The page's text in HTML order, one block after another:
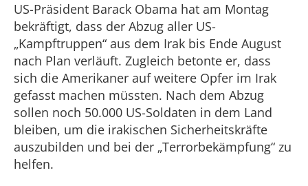
US-Präsident Barack Obama hat am Montag
bekräftigt, dass der Abzug aller US-
„Kampftruppen“ aus dem Irak bis Ende August
nach Plan verläuft. Zugleich betonte er, dass
sich die Amerikaner auf weitere Opfer im Irak
gefasst machen müssten. Nach dem Abzug
sollen noch 50.000 US-Soldaten in dem Land
bleiben, um die irakischen Sicherheitskräfte
auszubilden und bei der „Terrorbekämpfung“ zu
helfen.